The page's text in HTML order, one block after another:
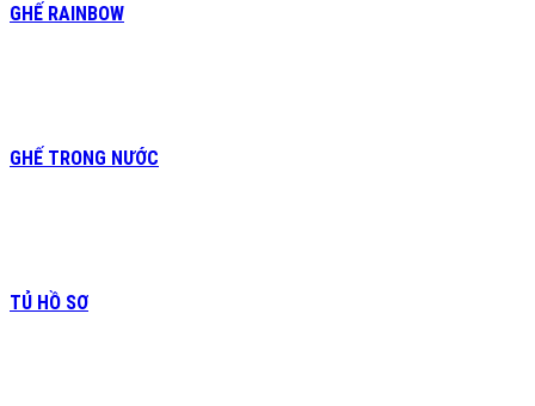
GHẾ RAINBOW
GHẾ TRONG NƯỚC
TỦ HỒ SƠ